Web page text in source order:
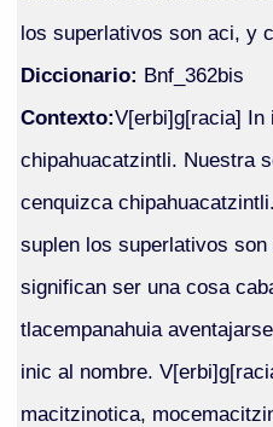
los superlativos son aci, y
Diccionario: Bnf_362bis
Contexto:V[erbi]g[racia] In
chipahuacatzintli. Nuestra
cenquizca
suplen los superlativos
significan ser una cosa
tlacempanahuia
inic al nombre.
macitzinotica,